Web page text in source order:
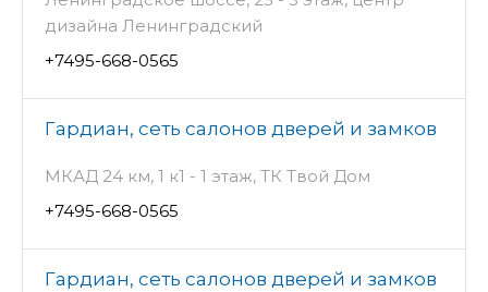
дизайна Ленинградский
+7495-668-0565
Гардиан, сеть салонов дверей и замков
МКАД 24 км, 1 к1 - 1 этаж, ТК Твой Дом
+7495-668-0565
Гардиан, сеть салонов дверей и замков